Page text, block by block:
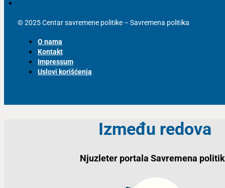
© 2025 Centar savremene politike – Savremena politika
O nama
Kontakt
Impressum
Uslovi korišćenja
Između redova
Njuzleter portala Savremena